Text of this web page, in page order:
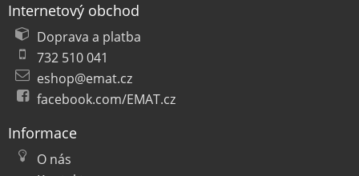
Internetový obchod
Doprava a platba
732 510 041
eshop@emat.cz
facebook.com/EMAT.cz
Informace
O nás